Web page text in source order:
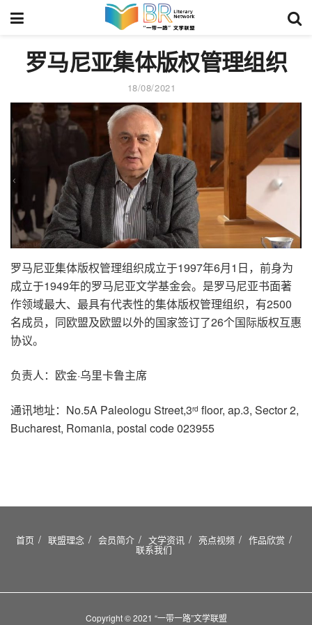
罗马尼亚集体版权管理组织
18/08/2021
罗马尼亚集体版权管理组织成立于1997年6月1日，前身为
成立于1949年的罗马尼亚文学基金会。是罗马尼亚书面著
作领域最大、最具有代表性的集体版权管理组织，有2500
名成员，同欧盟及欧盟以外的国家签订了26个国际版权互惠
协议。
负责人：欧金·乌里卡鲁主席
通讯地址：No.5A Paleologu Street,3rd floor, ap.3, Sector 2,
Bucharest, Romania, postal code 023955
首页 联盟理念 会员简介 文学资讯 亮点视频 作品欣赏
联系我们
Copyright © 2021 “一带一路”文学联盟